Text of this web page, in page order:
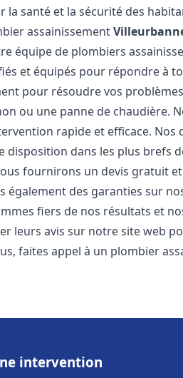
la santé et la sécurité des
assainissement
équipe de plombiers
et équipés pour répondre à
pour résoudre vos
ou une panne de chaudière.
rapide et efficace.
disposition dans les plus brefs
fournirons un devis gratuit
également des garanties sur
fiers de nos résultats et
leurs avis sur notre site web
faites appel à un plombier
intervention